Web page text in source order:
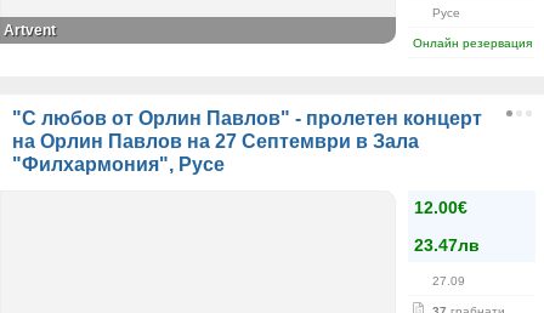
Русе
Онлайн резервация
Artvent
"С любов от Орлин Павлов" - пролетен концерт
на Орлин Павлов на 27 Септември в Зала
"Филхармония", Русе
12.00€
23.47лв
27.09